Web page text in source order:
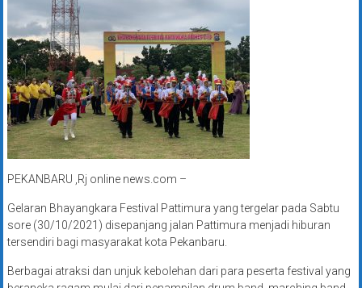
PEKANBARU ,Rj online news.com –
Gelaran Bhayangkara Festival Pattimura yang tergelar pada Sabtu
sore (30/10/2021) disepanjang jalan Pattimura menjadi hiburan
tersendiri bagi masyarakat kota Pekanbaru.
Berbagai atraksi dan unjuk kebolehan dari para peserta festival yang